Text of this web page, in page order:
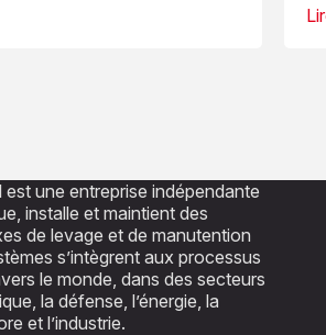
est une entreprise indépendante
installe et maintient des
de levage et de manutention
s’intègrent aux processus
le monde, dans des secteurs
la défense, l’énergie, la
et l’industrie.